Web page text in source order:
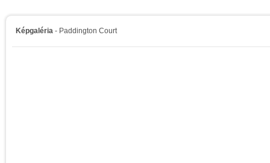
Képgaléria - Paddington Court